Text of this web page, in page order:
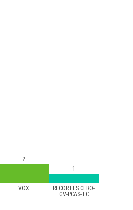
VOX
RECORTES CERO-
GV-PCAS-TC
2
1